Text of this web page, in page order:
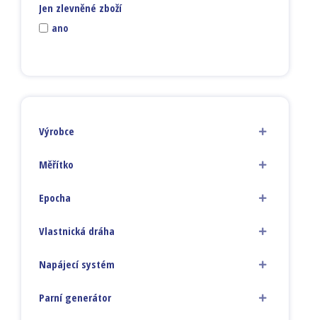
Jen zlevněné zboží
ano
Výrobce
Měřítko
Epocha
Vlastnická dráha
Napájecí systém
Parní generátor